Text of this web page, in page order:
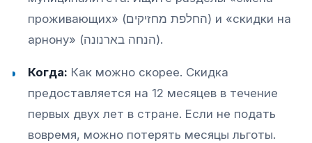
проживающих» (החלפת מחזיקים) и «скидки на
арнону» (הנחה בארנונה).
Когда: Как можно скорее. Скидка
предоставляется на 12 месяцев в течение
первых двух лет в стране. Если не подать
вовремя, можно потерять месяцы льготы.